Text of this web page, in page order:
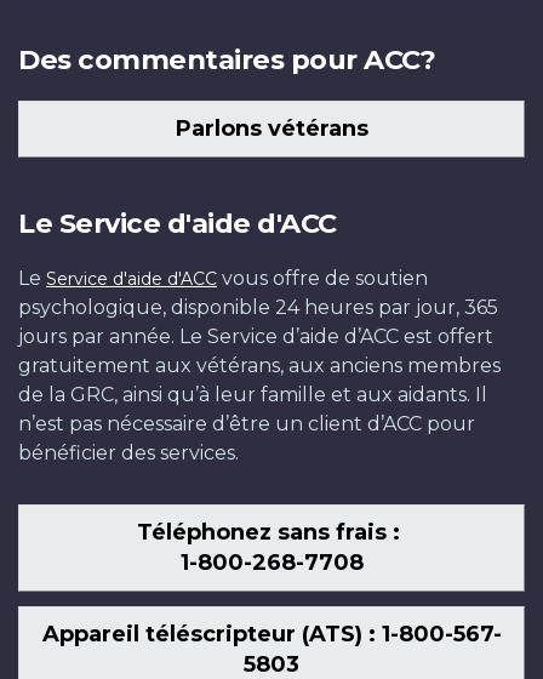
Des commentaires pour ACC?
Parlons vétérans
Le Service d'aide d'ACC
Le Service d'aide d'ACC vous offre de soutien
psychologique, disponible 24 heures par jour, 365
jours par année. Le Service d’aide d’ACC est offert
gratuitement aux vétérans, aux anciens membres
de la GRC, ainsi qu’à leur famille et aux aidants. Il
n’est pas nécessaire d’être un client d’ACC pour
bénéficier des services.
Téléphonez sans frais :
1-800-268-7708
Appareil téléscripteur (ATS) : 1-800-567-
5803